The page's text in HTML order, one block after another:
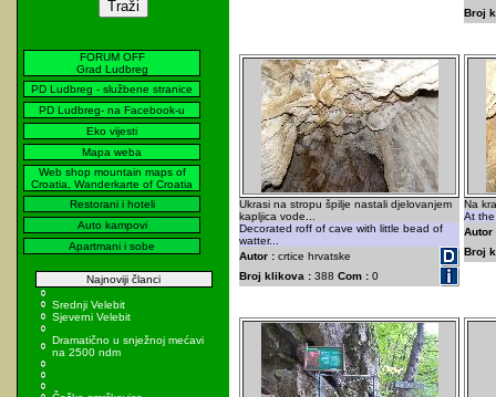
FORUM OFF
Grad Ludbreg
PD Ludbreg - službene stranice
PD Ludbreg- na Facebook-u
Eko vijesti
Mapa weba
Web shop mountain maps of
Croatia, Wanderkarte of Croatia
Restorani i hoteli
Auto kampovi
Apartmani i sobe
Najnoviji članci
Srednji Velebit
Sjeverni Velebit
Dramatično u snježnoj mećavi
na 2500 ndm
Broj
Ukrasi na stropu špilje nastali djelovanjem
kapljica vode...
Decorated roff of cave with little bead of
watter...
Autor : crtice hrvatske
Broj klikova : 388 Com : 0
Na
At
Autor
Broj